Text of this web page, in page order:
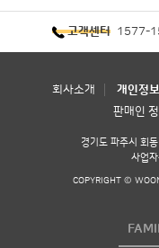
고객센터 1577-
회사소개 개인정
판매인
경기도 파주시 회
사업
COPYRIGHT ©